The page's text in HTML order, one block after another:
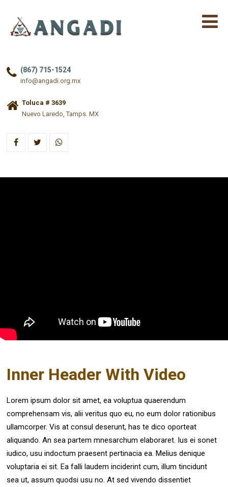
(867) 715-1524
info@angadi.org.mx
Toluca # 3639
Nuevo Laredo, Tamps. MX
Inner Header With Video
Lorem ipsum dolor sit amet, ea voluptua quaerendum
comprehensam vis, alii veritus quo eu, no eum dolor rationibus
ullamcorper. Vis at consul deserunt, has te dico oporteat
aliquando. An sea partem mnesarchum elaboraret. Ius ei sonet
iudico, usu indoctum praesent pertinacia ea. Melius denique
voluptaria ei sit. Ea falli laudem inciderint cum, illum tincidunt
sea ut, assum quodsi usu no. At sed vivendo dissentiet